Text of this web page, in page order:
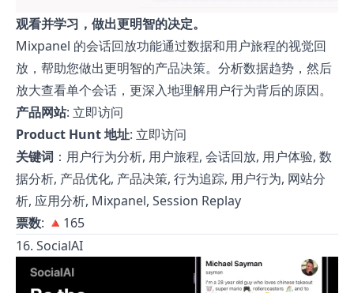
观看并学习，做出更明智的决定。
Mixpanel 的会话回放功能通过数据和用户旅程的视觉回
放，帮助您做出更明智的产品决策。分析数据趋势，然后
放大查看单个会话，更深入地理解用户行为背后的原因。
产品网站: 立即访问
Product Hunt 地址: 立即访问
关键词 ：用户行为分析, 用户旅程, 会话回放, 用户体验, 数
据分析, 产品优化, 产品决策, 行为追踪, 用户行为, 网站分
析, 应用分析, Mixpanel, Session Replay
票数: 🔺165
16. SocialAI